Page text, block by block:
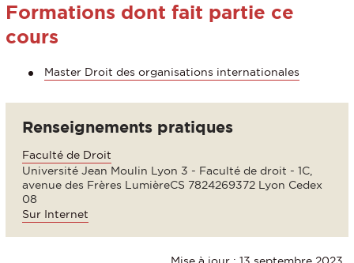
Formations dont fait partie ce
cours
Master Droit des organisations internationales
Renseignements pratiques
Faculté de Droit
Université Jean Moulin Lyon 3 - Faculté de droit - 1C,
avenue des Frères LumièreCS 7824269372 Lyon Cedex
08
Sur Internet